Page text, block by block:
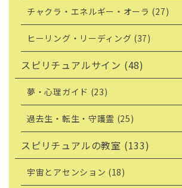
チャクラ・エネルギー・オーラ (27)
ヒーリング・リーディング (37)
スピリチュアルサイン (48)
夢・心理ガイド (23)
過去生・転生・守護霊 (25)
スピリチュアルの教室 (133)
宇宙とアセンション (18)